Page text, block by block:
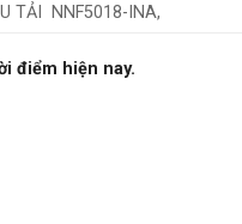
TẢI NNF5018-INA,
điểm hiện nay.